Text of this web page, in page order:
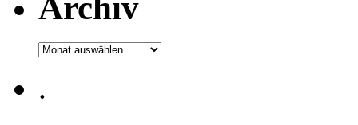
Archiv
.